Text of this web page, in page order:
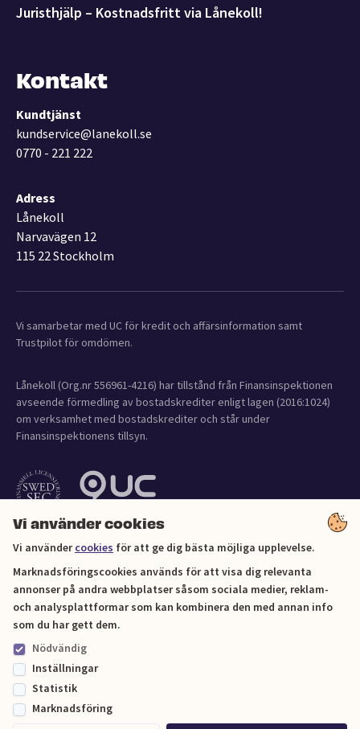
Vi använder cookies
Vi användercookies för att ge dig bästa möjliga upplevelse.
Marknadsföringscookies används för att visa dig relevanta
annonser på andra webbplatser såsom sociala medier, reklam-
och analysplattformar som kan kombinera den med annan info
som du har gett dem.
Nödvändig
Inställningar
Statistik
Marknadsföring
Juristhjälp – Kostnadsfritt via Lånekoll!
Kontakt
Kundtjänst
kundservice@lanekoll.se
0770 - 221 222
Adress
Lånekoll
Narvavägen 12
115 22 Stockholm
Vi samarbetar med UC för kredit och affärsinformation samt
Trustpilot för omdömen.
Lånekoll (Org.nr 556961-4216) har tillstånd från Finansinspektionen
avseende förmedling av bostadskrediter enligt lagen (2016:1024)
om verksamhet med bostadskrediter och står under
Finansinspektionens tillsyn.
Cookies
Sitemap
© Lånekoll 2026